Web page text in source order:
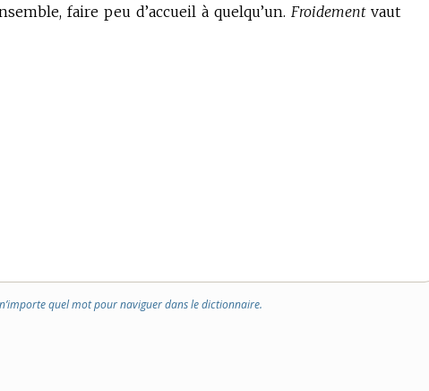
faire peu d’accueil à quelqu’un.Froidementvaut
quel mot pour naviguer dans le dictionnaire.